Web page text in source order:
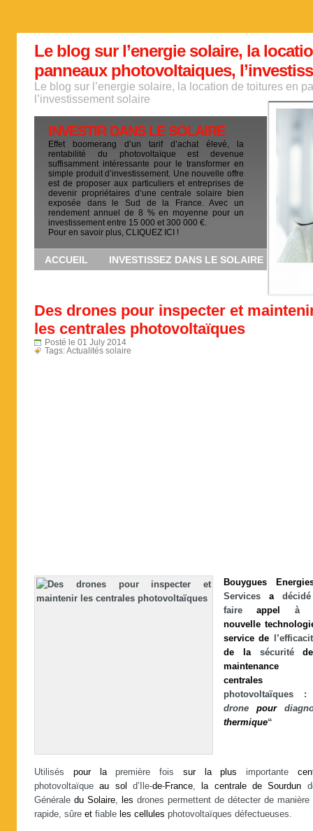
Le blog sur l’energie solaire, la
panneaux photovoltaiques,
Le blog sur l’energie solaire, la location de toitures en
l’investissement solaire
INVESTIR DANS LE SOLAIRE
Effet boomerang d’un tarif d’achat élevé, la
rentabilité du photovoltaïque est devenue
suffisamment intéressante pour le transformer en
simple produit d’investissement. Une nouvelle offre
est de proposer aux particuliers et entreprises de
devenir propriétaires d’une centrale solaire bien
exposée dans le Sud de la France. Avec un
rendement annuel de 8 % en moyenne pour un
investissement entre 15 000 et 300 000 €.
Pour en savoir plus, CLIQUEZ ICI !
ACCUEIL INVESTISSEZ DANS LE SOLAIRE
Des drones pour inspecter et
les centrales photovoltaïques
Posté le 01 July 2014
Tags:Actualités solaire
Bouygues
Services a
faireappel
nouvelle
service de
de
lasécuritéde
maintenance
centrales
photovoltaïques
drone pour
thermique“
Utilisés pour lapremière fois sur la plus importante
photovoltaïqueau sol d’Ile-de-France, la centrale de Sourdun
Générale du Solaire, les drones permettent de détecter de manière
rapide, sûre et fiable les cellules photovoltaïques défectueuses.